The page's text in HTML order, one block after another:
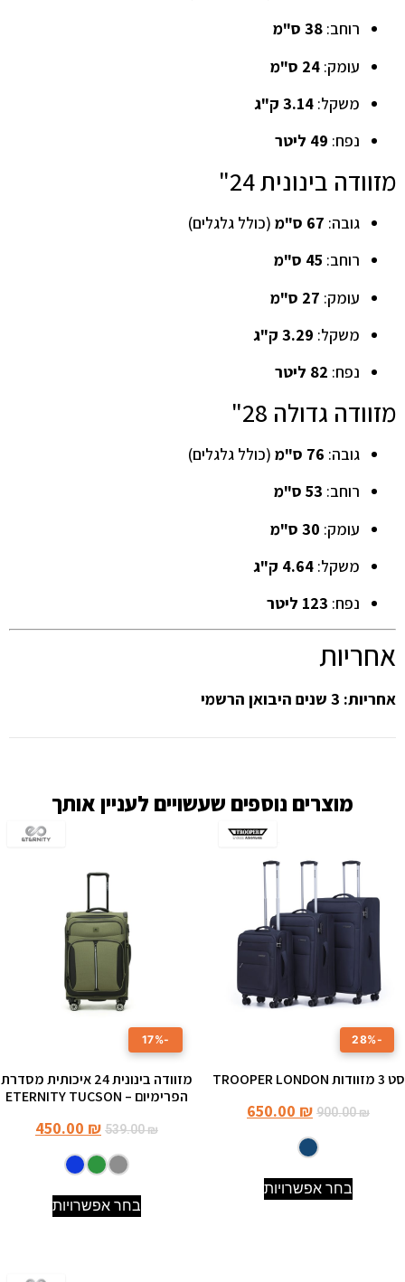
רוחב: 38 ס"מ
עומק: 24 ס"מ
משקל: 3.14 ק"ג
נפח: 49 ליטר
מזוודה בינונית 24"
גובה: 67 ס"מ
(כולל גלגלים)
רוחב: 45 ס"מ
עומק: 27 ס"מ
משקל: 3.29 ק"ג
נפח: 82 ליטר
מזוודה גדולה 28"
גובה: 76 ס"מ
(כולל גלגלים)
רוחב: 53 ס"מ
עומק: 30 ס"מ
משקל: 4.64 ק"ג
נפח: 123 ליטר
אחריות
אחריות: 3 שנים היבואן הרשמי
מוצרים נוספים שעשויים לעניין אותך
-28%
סט 3 מזוודות TROOPER LONDON
900.00₪
650.00 ₪
בחר אפשרויות
-17%
מזוודה בינונית ‎24 איכותית מסדרת
הפרימיום – ETERNITY TUCSON
539.00₪
450.00 ₪
בחר אפשרויות